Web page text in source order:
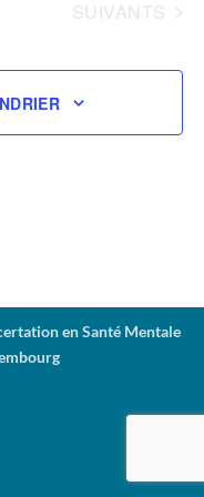
vues
ÉVÈNEMENTS
SUIVANTS
en Santé Mentale